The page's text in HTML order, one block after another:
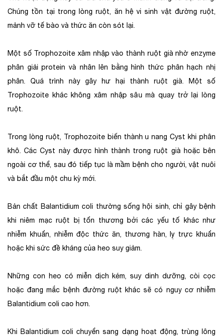
Chúng tồn tại trong lòng ruột, ăn hệ vi sinh vật đường ruột,
mảnh vỡ tế bào và thức ăn còn sót lại.
Một số Trophozoite xâm nhập vào thành ruột già nhờ enzyme
phân giải protein và nhân lên bằng hình thức phân hạch nhị
phân. Quá trình này gây hư hại thành ruột già. Một số
Trophozoite khác không xâm nhập sâu mà quay trở lại lòng
ruột.
Trong lòng ruột, Trophozoite biến thành u nang Cyst khi phân
khô. Các Cyst này được hình thành trong ruột già hoặc bên
ngoài cơ thể, sau đó tiếp tục là mầm bệnh cho người, vật nuôi
và bắt đầu một chu kỳ mới.
Bản chất Balantidium coli thường sống hội sinh, chỉ gây bệnh
khi niêm mạc ruột bị tổn thương bởi các yếu tố khác như
nhiễm khuẩn, nhiễm độc thức ăn, thương hàn, lỵ trực khuẩn
hoặc khi sức đề kháng của heo suy giảm.
Những con heo có miễn dịch kém, suy dinh dưỡng, còi cọc
hoặc đang mắc bệnh đường ruột khác sẽ có nguy cơ nhiễm
Balantidium coli cao hơn.
Khi Balantidium coli chuyển sang dạng hoạt động, trùng lông